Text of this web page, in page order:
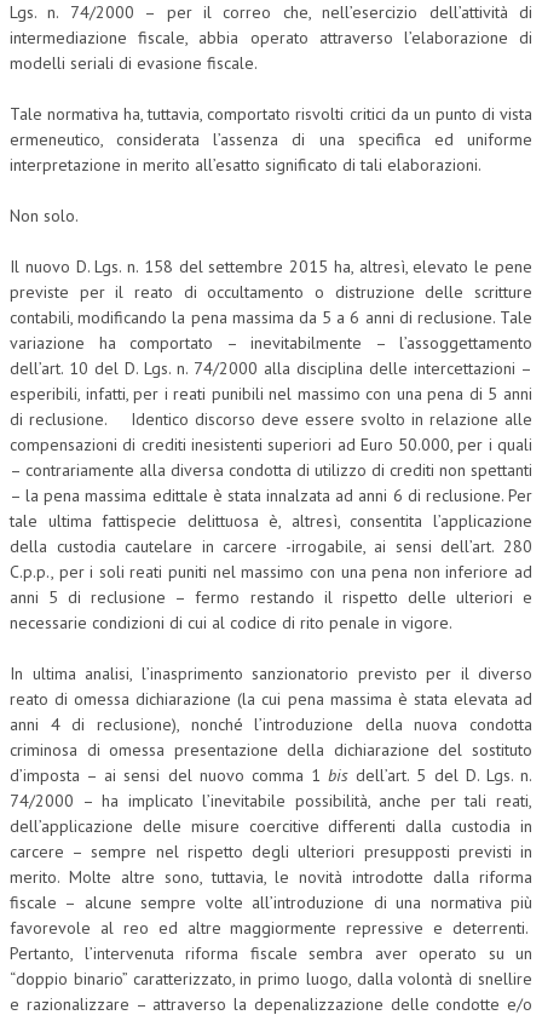
ARCHIVIO EVENTI (FINO AL 2022)
CORSI ENTI TERZI
PUBBLICAZIONI
BOLLETTINO FINANZIAMENTI
TELEGRAM
DOCUMENTI
MANUALI E MONOGRAFIE
TESI DI LAUREA
MATERIALE DIDATTICO
INVITI E PROMOZIONI
Lgs. n. 74/2000 – per il correo che, nell’esercizio dell’attività di
intermediazione fiscale, abbia operato attraverso l’elaborazione di
modelli seriali di evasione fiscale.
Tale normativa ha, tuttavia, comportato risvolti critici da un punto di vista
ermeneutico, considerata l’assenza di una specifica ed uniforme
interpretazione in merito all’esatto significato di tali elaborazioni.
Non solo.
Il nuovo D. Lgs. n. 158 del settembre 2015 ha, altresì, elevato le pene
previste per il reato di occultamento o distruzione delle scritture
contabili, modificando la pena massima da 5 a 6 anni di reclusione. Tale
variazione ha comportato – inevitabilmente – l’assoggettamento
dell’art. 10 del D. Lgs. n. 74/2000 alla disciplina delle intercettazioni –
esperibili, infatti, per i reati punibili nel massimo con una pena di 5 anni
di reclusione. Identico discorso deve essere svolto in relazione alle
compensazioni di crediti inesistenti superiori ad Euro 50.000, per i quali
– contrariamente alla diversa condotta di utilizzo di crediti non spettanti
– la pena massima edittale è stata innalzata ad anni 6 di reclusione. Per
tale ultima fattispecie delittuosa è, altresì, consentita l’applicazione
della custodia cautelare in carcere -irrogabile, ai sensi dell’art. 280
C.p.p., per i soli reati puniti nel massimo con una pena non inferiore ad
anni 5 di reclusione – fermo restando il rispetto delle ulteriori e
necessarie condizioni di cui al codice di rito penale in vigore.
In ultima analisi, l’inasprimento sanzionatorio previsto per il diverso
reato di omessa dichiarazione (la cui pena massima è stata elevata ad
anni 4 di reclusione), nonché l’introduzione della nuova condotta
criminosa di omessa presentazione della dichiarazione del sostituto
d’imposta – ai sensi del nuovo comma 1bis dell’art. 5 del D. Lgs. n.
74/2000 – ha implicato l’inevitabile possibilità, anche per tali reati,
dell’applicazione delle misure coercitive differenti dalla custodia in
carcere – sempre nel rispetto degli ulteriori presupposti previsti in
merito. Molte altre sono, tuttavia, le novità introdotte dalla riforma
fiscale – alcune sempre volte all’introduzione di una normativa più
favorevole al reo ed altre maggiormente repressive e deterrenti.
Pertanto, l’intervenuta riforma fiscale sembra aver operato su un
“doppio binario” caratterizzato, in primo luogo, dalla volontà di snellire
e razionalizzare – attraverso la depenalizzazione delle condotte e/o